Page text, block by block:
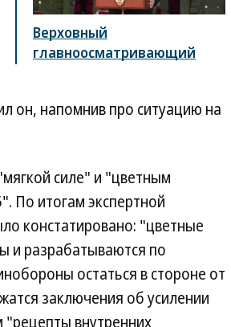
Верховный
главноосматривающий
он, напомнив про ситуацию на
силе" и "цветным
По итогам экспертной
констатировано: "цветные
разрабатываются по
остаться в стороне от
заключения об усилении
"рецепты внутренних